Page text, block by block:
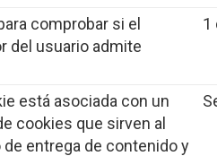
comprobar si el
del usuario admite
1
está asociada con un
cookies que sirven al
entrega de contenido y